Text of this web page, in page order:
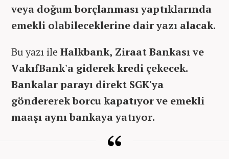
veya doğum borçlanması yaptıklarında
emekli olabileceklerine dair yazı alacak.
Bu yazı ile Halkbank, Ziraat Bankası ve
VakıfBank'a giderek kredi çekecek.
Bankalar parayı direkt SGK'ya
göndererek borcu kapatıyor ve emekli
maaşı aynı bankaya yatıyor.